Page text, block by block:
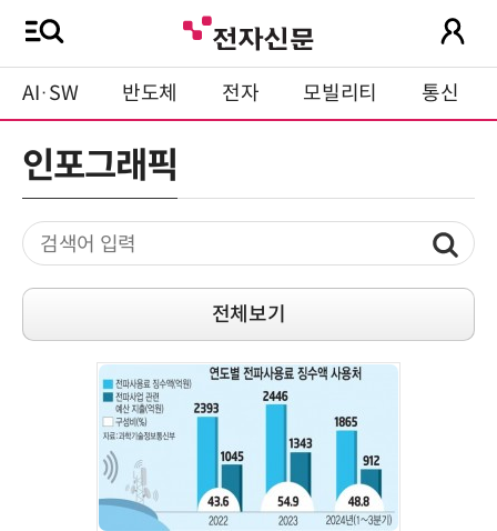
AI·SW 반도체 전자 모빌리티 통신
인포그래픽
전체보기